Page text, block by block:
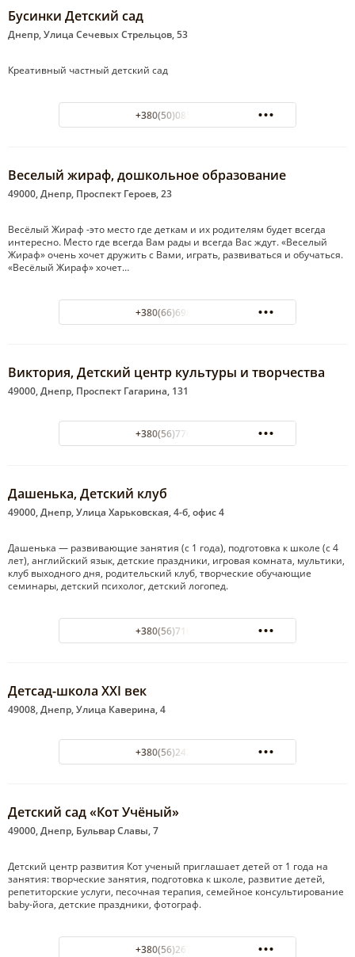
Бусинки Детский сад
Днепр, Улица Сечевых Стрельцов, 53
Креативный частный детский сад
+380(50)085-19-72
Веселый жираф, дошкольное образование
49000, Днепр, Проспект Героев, 23
Весёлый Жираф -это место где деткам и их родителям будет всегда
интересно. Место где всегда Вам рады и всегда Вас ждут. «Веселый
Жираф» очень хочет дружить с Вами, играть, развиваться и обучаться.
«Весёлый Жираф» хочет…
+380(66)698-03-55
Виктория, Детский центр культуры и творчества
49000, Днепр, Проспект Гагарина, 131
+380(56)776-59-92
Дашенька, Детский клуб
49000, Днепр, Улица Харьковская, 4-б, офис 4
Дашенька — развивающие занятия (с 1 года), подготовка к школе (с 4
лет), английский язык, детские праздники, игровая комната, мультики,
клуб выходного дня, родительский клуб, творческие обучающие
семинары, детский психолог, детский логопед.
+380(56)716-20-02
Детсад-школа ХХІ век
49008, Днепр, Улица Каверина, 4
+380(56)242-22-29
Детский сад «Кот Учёный»
49000, Днепр, Бульвар Славы, 7
Детский центр развития Кот ученый приглашает детей от 1 года на
занятия: творческие занятия, подготовка к школе, развитие детей,
репетиторские услуги, песочная терапия, семейное консультирование
baby-йога, детские праздники, фотограф.
+380(56)267-01-13